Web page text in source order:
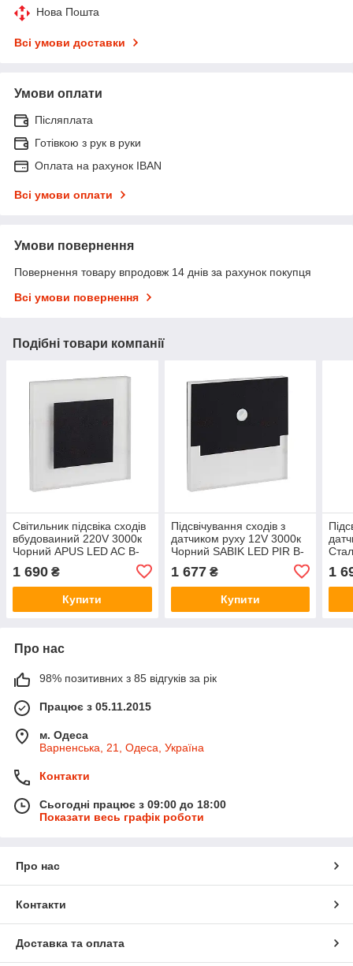
Нова Пошта
Всі умови доставки
Умови оплати
Післяплата
Готівкою з рук в руки
Оплата на рахунок IBAN
Всі умови оплати
Умови повернення
Повернення товару впродовж 14 днів за рахунок покупця
Всі умови повернення
Подібні товари компанії
Світильник підсвіка сходів
вбудоваиний 220V 3000к
Чорний APUS LED AC B-
1 690 ₴
Купити
Підсвічування сходів з
датчиком руху 12V 3000к
Чорний SABIK LED PIR B-
1 677₴
Купити
1
Про нас
98% позитивних з 85 відгуків за рік
Працює з 05.11.2015
м. Одеса
Варненська, 21, Одеса, Україна
Контакти
Сьогодні працює з 09:00 до 18:00
Показати весь графік роботи
Про нас
Контакти
Доставка та оплата